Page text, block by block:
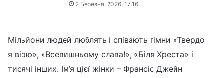
2 Березня, 2026, 17:16
Мільйони людей люблять і співають гімни «Твердо
я вірю», «Всевишньому слава!», «Біля Хреста» і
тисячі інших. Ім’я цієї жінки – Франсіс Джейн